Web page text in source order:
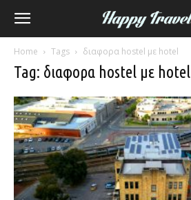
Home Tags διαφορα hostel με hotel
Tag: διαφορα hostel με hotel